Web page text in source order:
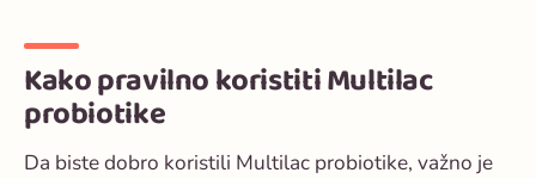
Kako pravilno koristiti Multilac
probiotike
Da biste dobro koristili Multilac probiotike, važno je